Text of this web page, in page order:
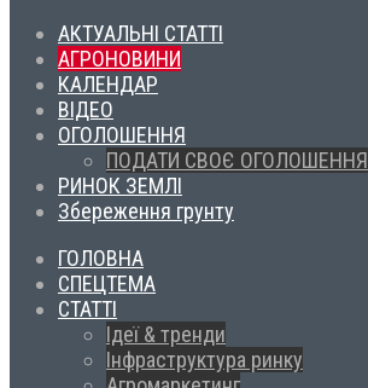
АКТУАЛЬНІ СТАТТІ
АГРОНОВИНИ
КАЛЕНДАР
ВІДЕО
ОГОЛОШЕННЯ
ПОДАТИ СВОЄ ОГОЛОШЕННЯ
РИНОК ЗЕМЛІ
Збереження грунту
ГОЛОВНА
СПЕЦТЕМА
СТАТТІ
Ідеї & тренди
Інфраструктура ринку